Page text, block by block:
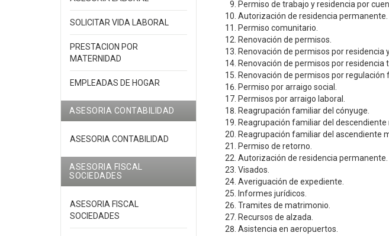
Permiso de trabajo y residencia por
Autorización de residencia permanente.
Permiso comunitario.
Renovación de permisos.
Renovación de permisos por residencia
Renovación de permisos por residencia
Renovación de permisos por regulación
Permiso por arraigo social.
Permisos por arraigo laboral.
Reagrupación familiar del cónyuge.
Reagrupación familiar del descendiente
Reagrupación familiar del ascendiente
Permiso de retorno.
Autorización de residencia permanente.
Visados.
Averiguación de expediente.
Informes jurídicos.
Tramites de matrimonio.
Recursos de alzada.
Asistencia en aeropuertos.
SOLICITAR VIDA LABORAL
PRESTACION POR
MATERNIDAD
EMPLEADAS DE HOGAR
ASESORIA CONTABILIDAD
ASESORIA CONTABILIDAD
ASESORIA FISCAL
SOCIEDADES
ASESORIA FISCAL
SOCIEDADES